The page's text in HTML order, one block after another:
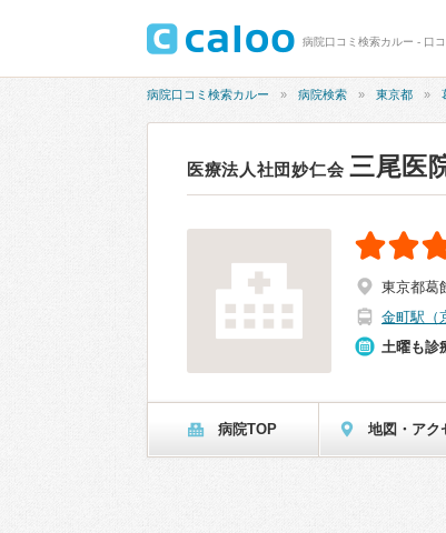
病院口コミ検索カルー - 口
病院口コミ検索カルー 病院検索 東京都
医療法人社団妙仁会 三尾医
東京都葛
金町駅（
土曜も診
病院TOP 地図・アク